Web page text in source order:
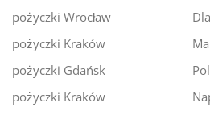
pożyczki Wrocław
pożyczki Kraków
pożyczki Gdańsk
pożyczki Kraków